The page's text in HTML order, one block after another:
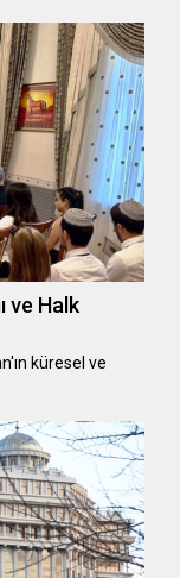
ve Halk
küresel ve